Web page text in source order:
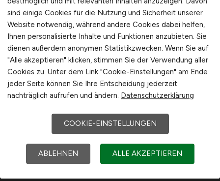
AGRAR.JOBS
Jobs in der Agrarwirtschaft, Landwirtschaft,
Für Arbeitgeber
sind einige Cookies für die Nutzung und Sicherheit unserer
Website notwendig, während andere Cookies dabei helfen,
Ihnen personalisierte Inhalte und Funktionen anzubieten. Sie
dienen außerdem anonymen Statistikzwecken. Wenn Sie auf
"Alle akzeptieren" klicken, stimmen Sie der Verwendung aller
Cookies zu. Unter dem Link "Cookie-Einstellungen" am Ende
jeder Seite können Sie Ihre Entscheidung jederzeit
nachträglich aufrufen und ändern. Datenschutzerklärung
COOKIE-EINSTELLUNGEN
ABLEHNEN ALLE AKZEPTIEREN